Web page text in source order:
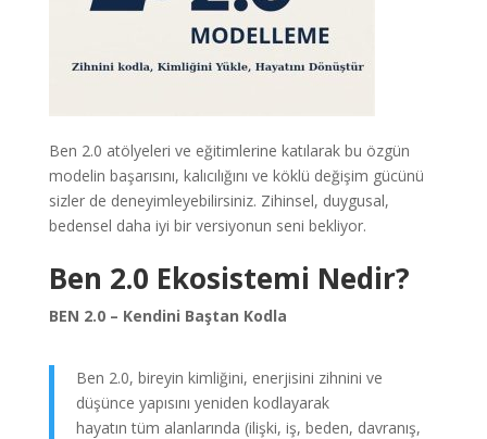
Ben 2.0 atölyeleri ve eğitimlerine katılarak bu özgün
modelin başarısını, kalıcılığını ve köklü değişim gücünü
sizler de deneyimleyebilirsiniz. Zihinsel, duygusal,
bedensel daha iyi bir versiyonun seni bekliyor.
Ben 2.0 Ekosistemi Nedir?
BEN 2.0 – Kendini Baştan Kodla
Ben 2.0, bireyin kimliğini, enerjisini zihnini ve
düşünce yapısını yeniden kodlayarak
hayatın tüm alanlarında (ilişki, iş, beden, davranış,